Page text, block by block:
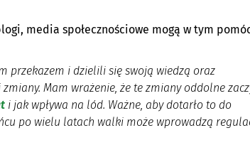
media społecznościowe mogą w tym
przekazem i dzielili się swoją wiedzą oraz
Mam wrażenie, że te zmiany oddolne
i jak wpływa na lód. Ważne, aby dotarło to do
po wielu latach walki może wprowadzą